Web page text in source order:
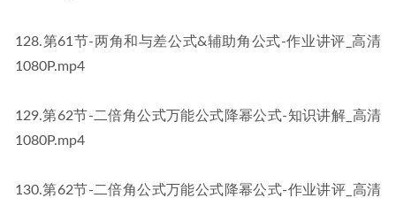
​128​.第61节-两角和与差公式&辅助角公式-作业讲评_高清
1080P​​.mp4
​129​.第62节-二倍角公式万能公式降幂公式-知识讲解_高清
1080P​​.mp4
​130​.第62节-二倍角公式万能公式降幂公式-作业讲评_高清